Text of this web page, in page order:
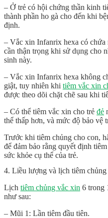
– Ở trẻ có hội chứng thần kinh
thành phần ho gà cho đến khi
định.
– Vắc xin Infanrix hexa có
cần thận trọng khi sử dụng cho
sinh này.
– Vắc xin Infanrix hexa không
giật, tuy nhiên khi tiêm vắc xin
được theo dõi chặt chẽ sau khi
– Có thể tiêm vắc xin cho trẻ đẻ
thể thấp hơn, và mức độ bảo vệ
Trước khi tiêm chủng cho con,
để đảm bảo rằng quyết định
sức khỏe cụ thể của trẻ.
4. Liều lượng và lịch tiêm chủng
Lịch tiêm chủng vắc xin 6 trong
như sau:
– Mũi 1: Lần tiêm đầu tiên.